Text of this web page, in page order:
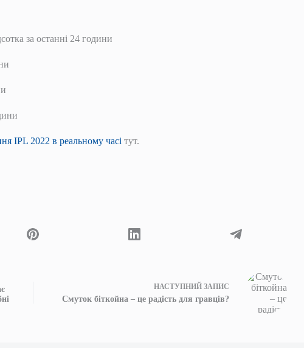
за останні 24 години
IPL 2022 в реальному часі тут.
НАСТУПНИЙ ЗАПИС
Смуток біткойна – це радість для гравців?